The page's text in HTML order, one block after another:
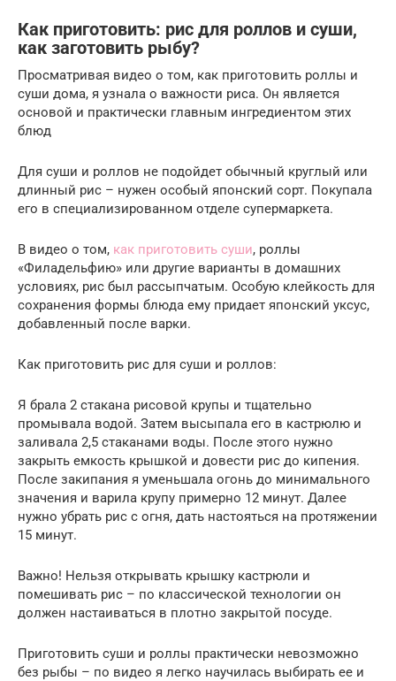
Как приготовить: рис для роллов и суши,
как заготовить рыбу?
Просматривая видео о том, как приготовить роллы и
суши дома, я узнала о важности риса. Он является
основой и практически главным ингредиентом этих
блюд
Для суши и роллов не подойдет обычный круглый или
длинный рис – нужен особый японский сорт. Покупала
его в специализированном отделе супермаркета.
В видео о том, как приготовить суши, роллы
«Филадельфию» или другие варианты в домашних
условиях, рис был рассыпчатым. Особую клейкость для
сохранения формы блюда ему придает японский уксус,
добавленный после варки.
Как приготовить рис для суши и роллов:
Я брала 2 стакана рисовой крупы и тщательно
промывала водой. Затем высыпала его в кастрюлю и
заливала 2,5 стаканами воды. После этого нужно
закрыть емкость крышкой и довести рис до кипения.
После закипания я уменьшала огонь до минимального
значения и варила крупу примерно 12 минут. Далее
нужно убрать рис с огня, дать настояться на протяжении
15 минут.
Важно! Нельзя открывать крышку кастрюли и
помешивать рис – по классической технологии он
должен настаиваться в плотно закрытой посуде.
Приготовить суши и роллы практически невозможно
без рыбы – по видео я легко научилась выбирать ее и